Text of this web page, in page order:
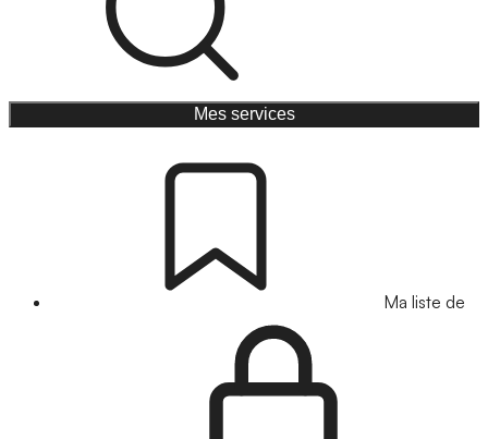
Mes services
Ma liste de